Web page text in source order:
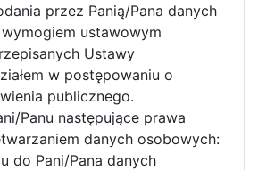
przez Panią/Pana danych
ustawowym
Ustawy
w postępowaniu o
publicznego.
Panu następujące prawa
danych osobowych:
do Pani/Pana danych